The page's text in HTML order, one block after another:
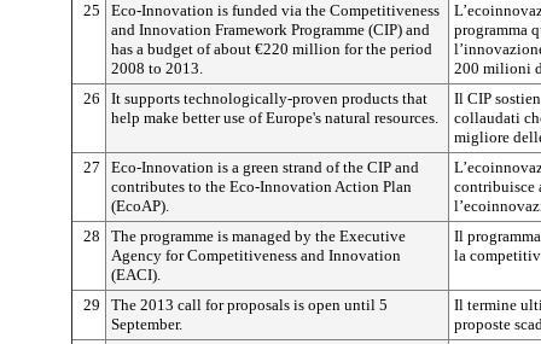
25
Eco-Innovation is funded via the Competitiveness
and Innovation Framework Programme (CIP) and
has a budget of about €220 million for the period
2008 to 2013.
programma
200 milioni
26
It supports technologically-proven products that
help make better use of Europe's natural resources.
Il CIP
collaudati
migliore
27
Eco-Innovation is a green strand of the CIP and
contributes to the Eco-Innovation Action Plan
(EcoAP).
contribuisce
28
The programme is managed by the Executive
Agency for Competitiveness and Innovation
(EACI).
Il
la
29
The 2013 call for proposals is open until 5
September.
Il termine
proposte